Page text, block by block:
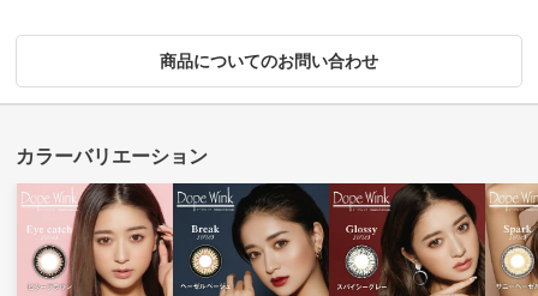
商品についてのお問い合わせ